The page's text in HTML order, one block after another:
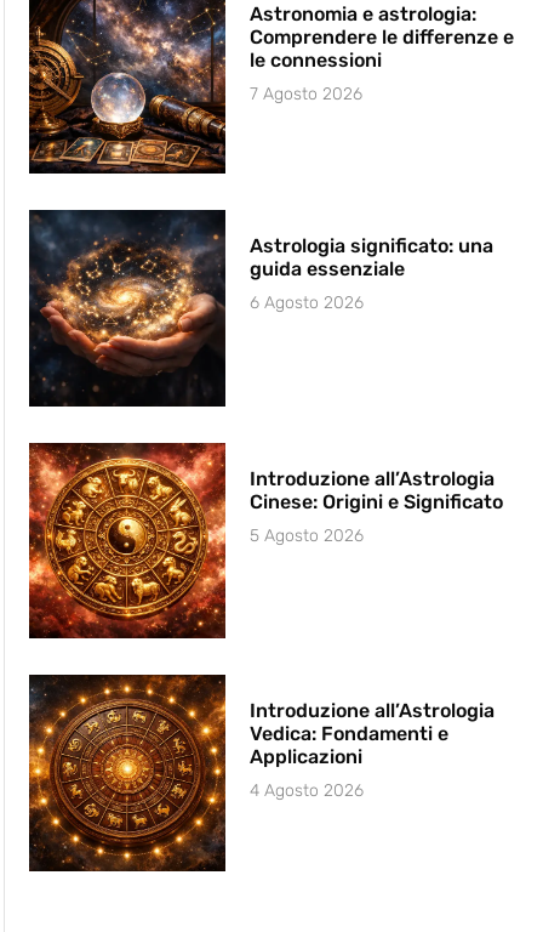
Astronomia e astrologia:
Comprendere le differenze e
le connessioni
7 Agosto 2026
Astrologia significato: una
guida essenziale
6 Agosto 2026
Introduzione all’Astrologia
Cinese: Origini e Significato
5 Agosto 2026
Introduzione all’Astrologia
Vedica: Fondamenti e
Applicazioni
4 Agosto 2026